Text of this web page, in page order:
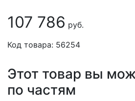
107 786 руб.
Код товара: 56254
Этот товар вы
по частям